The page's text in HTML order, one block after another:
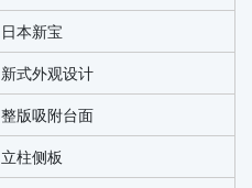
日本新宝
新式外观设计
整版吸附台面
立柱侧板